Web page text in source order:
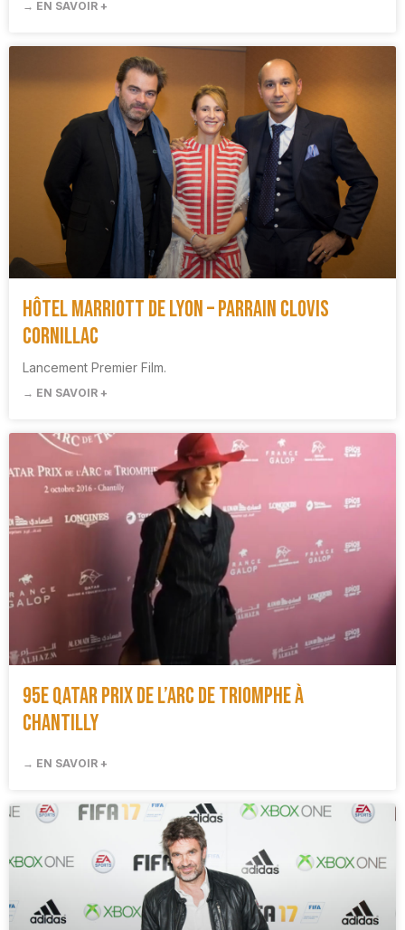
→ EN SAVOIR +
Hôtel Marriott de Lyon – Parrain Clovis
Cornillac
Lancement Premier Film.
→ EN SAVOIR +
95e Qatar Prix de l’Arc de Triomphe à
Chantilly
→ EN SAVOIR +